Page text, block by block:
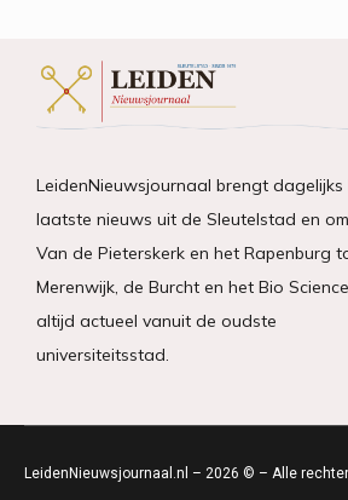
LeidenNieuwsjournaal brengt dagelijks
laatste nieuws uit de Sleutelstad en
Van de Pieterskerk en het Rapenburg
Merenwijk, de Burcht en het Bio
altijd actueel vanuit de oudste
universiteitsstad.
LeidenNieuwsjournaal.nl – 2026 © – Alle